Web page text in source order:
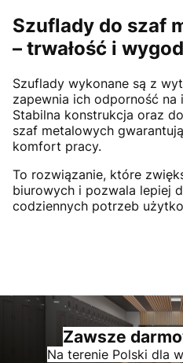
Szuflady do szaf
– trwałość i
Szuflady wykonane są z
zapewnia ich odporność na
Stabilna konstrukcja oraz
szaf metalowych
komfort pracy.
To rozwiązanie, które
biurowych i pozwala lepiej
codziennych potrzeb
Zawsze
Na terenie Polski dla